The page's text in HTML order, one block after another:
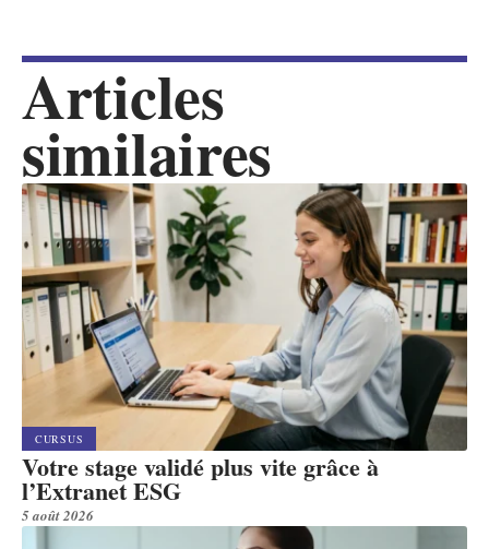
Articles
similaires
CURSUS
Votre stage validé plus vite grâce à
l’Extranet ESG
5 août 2026